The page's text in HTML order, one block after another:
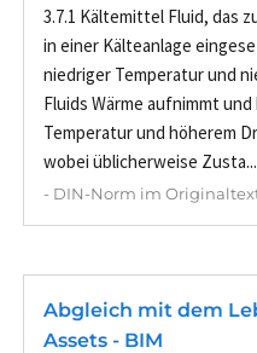
3.7.1 Kältemittel Fluid, das
in einer Kälteanlage
niedriger Temperatur und
Fluids Wärme aufnimmt
Temperatur und höherem
wobei üblicherweise Zusta...
- DIN-Norm im
Abgleich mit dem
Assets - BIM